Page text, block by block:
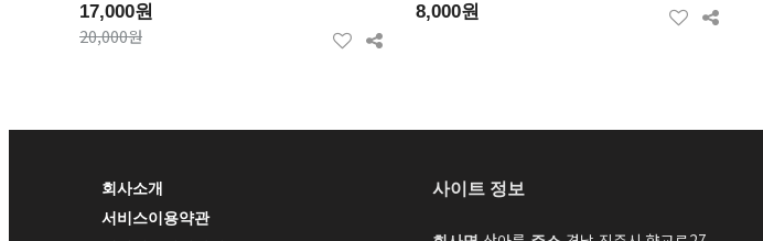
17,000원
20,000원
8,000원
회사소개
서비스이용약관
사이트 정보